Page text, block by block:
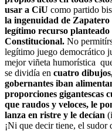
usar a CiU como partido
la ingenuidad de
legítimo recurso
Constitucional. No
legítimo juego democrático
mejor viñeta humorística
se dividía en cuatro
gobernantes iban
proporciones gigantescas
que raudos y veloces, le
lanza en ristre y le decían
¡Ni que decir tiene, el sudor